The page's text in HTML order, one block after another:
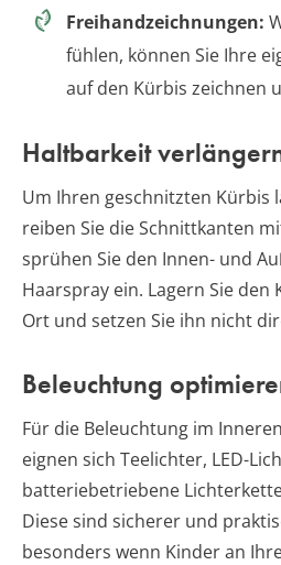
Freihandzeichnungen:
fühlen, können Sie Ihre
auf den Kürbis zeichnen
Haltbarkeit
Um Ihren geschnitzten Kürbis
reiben Sie die Schnittkanten
sprühen Sie den Innen- und
Haarspray ein. Lagern Sie
Ort und setzen Sie ihn nicht
Beleuchtung
Für die Beleuchtung im
eignen sich Teelichter, LED-
batteriebetriebene
Diese sind sicherer und
besonders wenn Kinder an